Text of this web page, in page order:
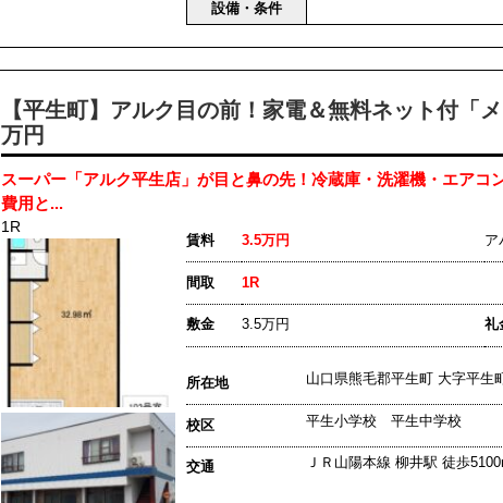
設備・条件
【平生町】アルク目の前！家電＆無料ネット付「
万円
スーパー「アルク平生店」が目と鼻の先！冷蔵庫・洗濯機・エアコ
費用と...
1R
賃料 3.5万円 ア
間取 1R
敷金 3.5万円 礼
所在地 山口県熊毛郡平生町 大字平
校区 平生小学校 平生中学校
交通 ＪＲ山陽本線 柳井駅 徒歩